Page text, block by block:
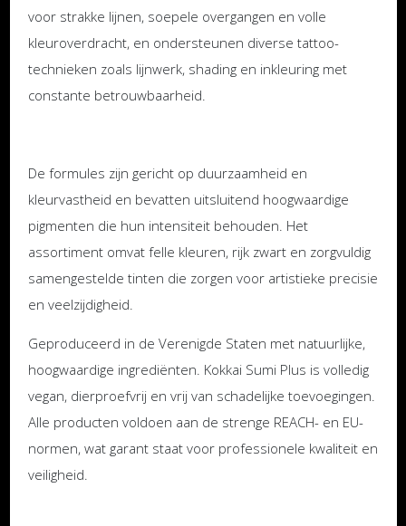
voor strakke lijnen, soepele overgangen en volle
kleuroverdracht, en ondersteunen diverse tattoo-
technieken zoals lijnwerk, shading en inkleuring met
constante betrouwbaarheid.
De formules zijn gericht op duurzaamheid en
kleurvastheid en bevatten uitsluitend hoogwaardige
pigmenten die hun intensiteit behouden. Het
assortiment omvat felle kleuren, rijk zwart en zorgvuldig
samengestelde tinten die zorgen voor artistieke precisie
en veelzijdigheid.
Geproduceerd in de Verenigde Staten met natuurlijke,
hoogwaardige ingrediënten. Kokkai Sumi Plus is volledig
vegan, dierproefvrij en vrij van schadelijke toevoegingen.
Alle producten voldoen aan de strenge REACH- en EU-
normen, wat garant staat voor professionele kwaliteit en
veiligheid.